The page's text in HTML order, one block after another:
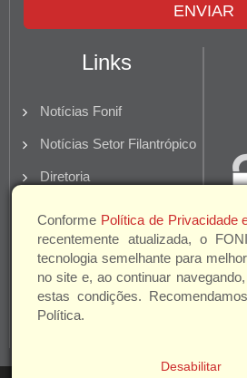
ENVIAR
Links
Notícias Fonif
Notícias Setor Filantrópico
Diretoria
Parceiros e Apoio
Conforme Política de Privacidade
recentemente atualizada, o
tecnologia semelhante para
no site e, ao continuar
estas condições.
Política.
Desabilitar